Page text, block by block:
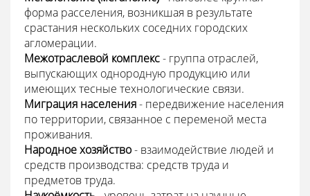
форма расселения, возникшая в результате
срастания нескольких соседних городских
агломерации.
Межотраслевой комплекс- группа отраслей,
выпускающих однородную продукцию или
имеющих тесные технологические связи.
Миграция населения- передвижение населения
по территории, связанное с переменой места
проживания.
Народное хозяйство- взаимодействие людей и
средств производства: средств труда и
предметов труда.